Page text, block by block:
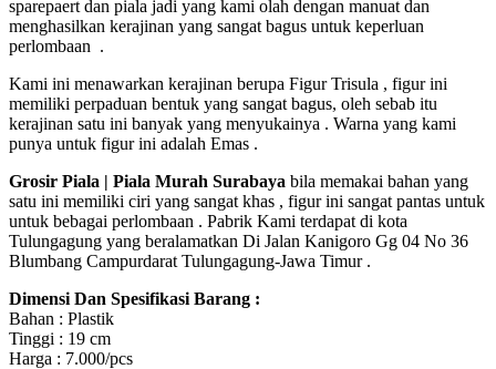
sparepaert dan piala jadi yang kami olah dengan manuat dan
menghasilkan kerajinan yang sangat bagus untuk keperluan
perlombaan .
Kami ini menawarkan kerajinan berupa Figur Trisula , figur ini
memiliki perpaduan bentuk yang sangat bagus, oleh sebab itu
kerajinan satu ini banyak yang menyukainya . Warna yang kami
punya untuk figur ini adalah Emas .
Grosir Piala | Piala Murah Surabaya bila memakai bahan yang
satu ini memiliki ciri yang sangat khas , figur ini sangat pantas untuk
untuk bebagai perlombaan . Pabrik Kami terdapat di kota
Tulungagung yang beralamatkan Di Jalan Kanigoro Gg 04 No 36
Blumbang Campurdarat Tulungagung-Jawa Timur .
Dimensi Dan Spesifikasi Barang :
Bahan : Plastik
Tinggi : 19 cm
Harga : 7.000/pcs